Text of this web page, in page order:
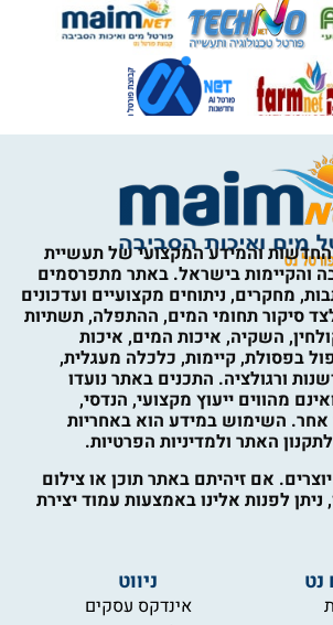
והמידע המקצועי של תעשיית
והקיימות בישראל. באתר מתפרסמים
מחקרים, ניתוחים מקצועיים ועדכונים
סיקור תחומי המים, ההתפלה, תשתיות
השקיה, איכות המים, איכות
בפסולת, קיימות, כלכלה מעגלית,
ורגולציה. התכנים באתר נועדו
מהווים ייעוץ מקצועי, הנדסי,
השימוש במידע הוא באחריות
האתר ולמדיניות הפרטיות.
אם זיהיתם באתר תוכן או צילום
לפנות אלינו באמצעות עמוד יצירת
נט ניווט
אינדקס עסקים